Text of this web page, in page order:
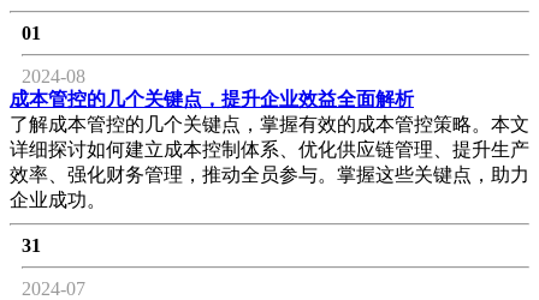
01
2024-08
成本管控的几个关键点，提升企业效益全面解析
了解成本管控的几个关键点，掌握有效的成本管控策略。本文
详细探讨如何建立成本控制体系、优化供应链管理、提升生产
效率、强化财务管理，推动全员参与。掌握这些关键点，助力
企业成功。
31
2024-07